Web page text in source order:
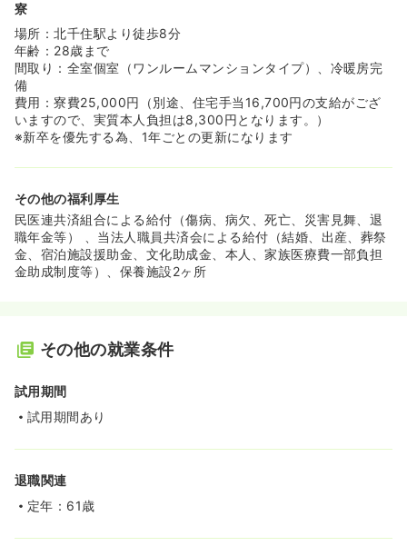
寮
場所：北千住駅より徒歩8分
年齢：28歳まで
間取り：全室個室（ワンルームマンションタイプ）、冷暖房完
備
費用：寮費25,000円（別途、住宅手当16,700円の支給がござ
いますので、実質本人負担は8,300円となります。）
※新卒を優先する為、1年ごとの更新になります
その他の福利厚生
民医連共済組合による給付（傷病、病欠、死亡、災害見舞、退
職年金等） 、当法人職員共済会による給付（結婚、出産、葬祭
金、宿泊施設援助金、文化助成金、本人、家族医療費一部負担
金助成制度等）、保養施設2ヶ所
その他の就業条件
試用期間
試用期間あり
退職関連
定年：61歳